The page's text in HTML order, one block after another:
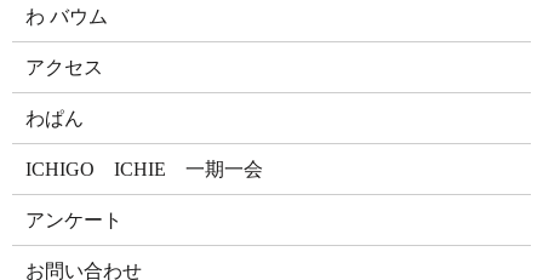
わ バウム
アクセス
わぱん
ICHIGO ICHIE 一期一会
アンケート
お問い合わせ